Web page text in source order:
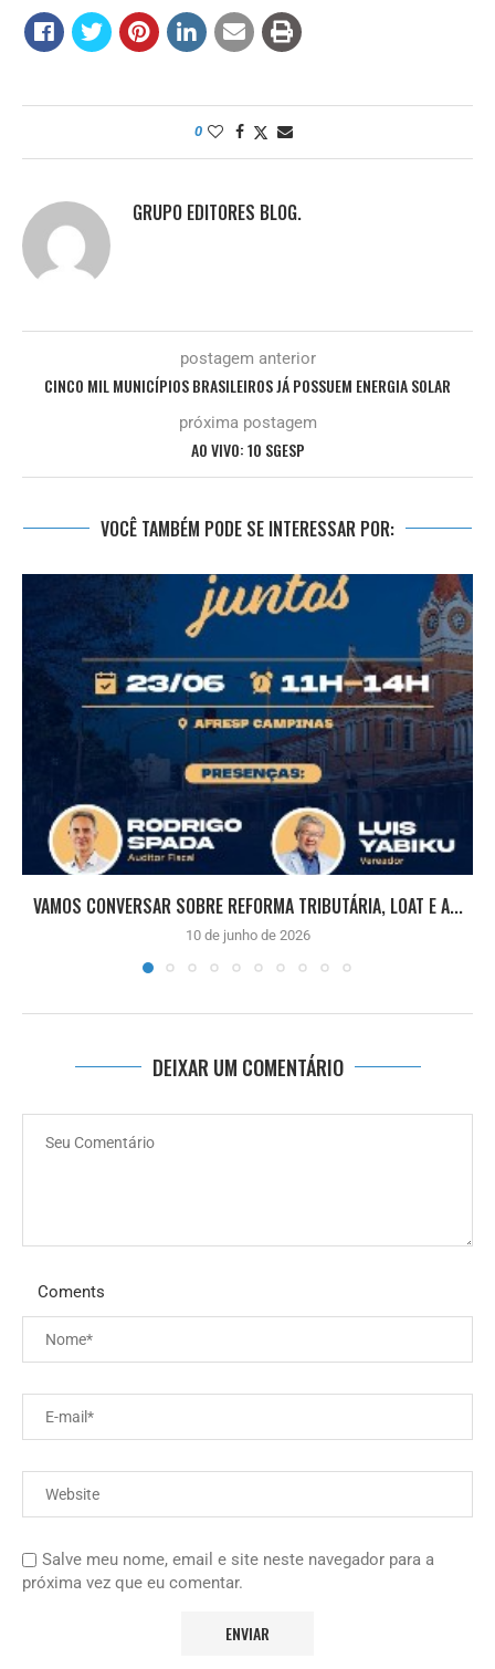
0
GRUPO EDITORES BLOG.
postagem anterior
CINCO MIL MUNICÍPIOS BRASILEIROS JÁ POSSUEM ENERGIA SOLAR
próxima postagem
AO VIVO: 10 SGESP
VOCÊ TAMBÉM PODE SE INTERESSAR POR:
VAMOS CONVERSAR SOBRE REFORMA TRIBUTÁRIA, LOAT E A...
10 de junho de 2026
DEIXAR UM COMENTÁRIO
Coments
Salve meu nome, email e site neste navegador para a
próxima vez que eu comentar.